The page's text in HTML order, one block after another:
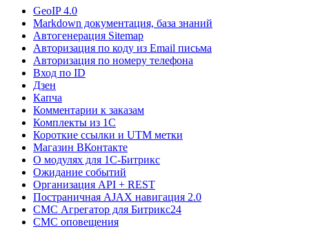
GeoIP 4.0
Markdown документация, база знаний
Автогенерация Sitemap
Авторизация по коду из Email письма
Авторизация по номеру телефона
Вход по ID
Дзен
Капча
Комментарии к заказам
Комплекты из 1C
Короткие ссылки и UTM метки
Магазин ВКонтакте
О модулях для 1С-Битрикс
Ожидание событий
Организация API + REST
Постраничная AJAX навигация 2.0
СМС Агрегатор для Битрикс24
СМС оповещения